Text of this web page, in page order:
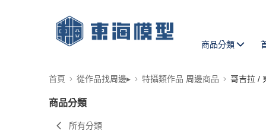
商品分類
首頁 從作品找周邊▸ 特攝類作品 周邊商品 哥吉拉 /
商品分類
所有分類